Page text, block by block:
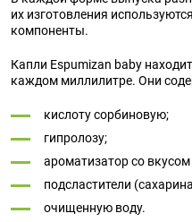
их изготовления
компоненты.
Капли Espumizan baby
каждом миллилитре. Они
кислоту сорбиновую;
гипролозу;
ароматизатор со
подсластители
очищенную воду.